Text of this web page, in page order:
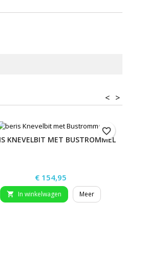
>
<
KNEVELBIT MET BUSTROMMEL
Prijs
€ 154,95
 In winkelwagen Meer
favorite_border